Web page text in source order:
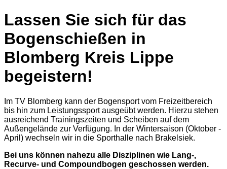
Lassen Sie sich für das
Bogenschießen in
Blomberg Kreis Lippe
begeistern!
Im TV Blomberg kann der Bogensport vom Freizeitbereich
bis hin zum Leistungssport ausgeübt werden. Hierzu stehen
ausreichend Trainingszeiten und Scheiben auf dem
Außengelände zur Verfügung. In der Wintersaison (Oktober -
April) wechseln wir in die Sporthalle nach Brakelsiek.
Bei uns können nahezu alle Disziplinen wie Lang-,
Recurve- und Compoundbogen geschossen werden.